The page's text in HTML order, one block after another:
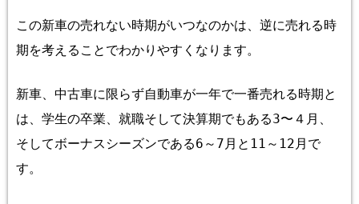
この新車の売れない時期がいつなのかは、逆に売れる時
期を考えることでわかりやすくなります。
新車、中古車に限らず自動車が一年で一番売れる時期と
は、 学生の卒業、就職そして決算期でもある3〜４月 、
そしてボーナスシーズンである6 ～ 7月と 11 ～ 12月で
す。